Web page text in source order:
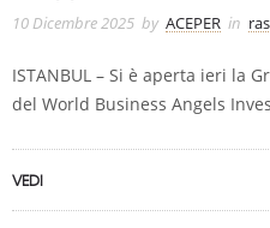
10 Dicembre 2025 by ACEPER in
ISTANBUL – Si è aperta ieri la
del World Business Angels
VEDI